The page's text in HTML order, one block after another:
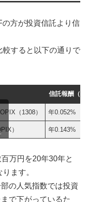
方が投資信託より信
すると以下の通りで
信託報酬（税
（1308） 年0.052%
） 年0.143%
万円を20年30年と
ます。
の人気指数では投資
で下がっているた